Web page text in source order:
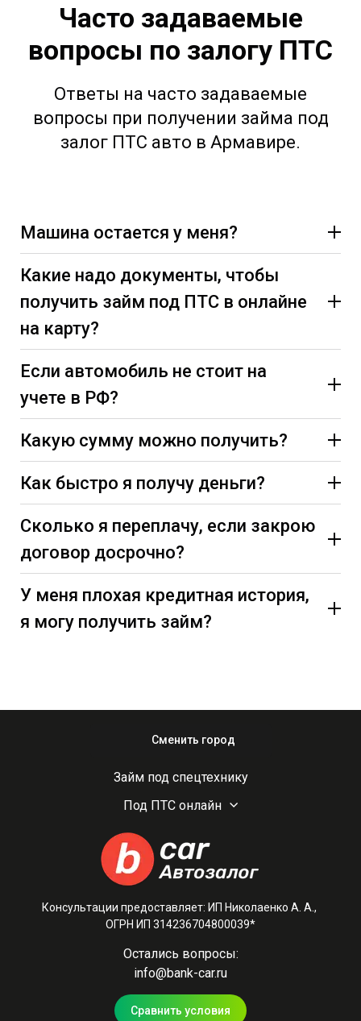
Часто задаваемые
вопросы по залогу ПТС
Ответы на часто задаваемые
вопросы при получении займа под
залог ПТС авто в Армавире.
Машина остается у меня?
Какие надо документы, чтобы
получить займ под ПТС в онлайне
на карту?
Если автомобиль не стоит на
учете в РФ?
Какую сумму можно получить?
Как быстро я получу деньги?
Сколько я переплачу, если закрою
договор досрочно?
У меня плохая кредитная история,
я могу получить займ?
Сменить город
Займ под спецтехнику
Под ПТС онлайн
Консультации предоставляет: ИП Николаенко А. А.,
ОГРН ИП 314236704800039*
Остались вопросы:
info@bank-car.ru
Сравнить условия